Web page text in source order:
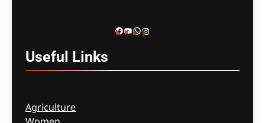
Facebook
YouTube
WhatsApp
Instagram
Useful Links
Agriculture